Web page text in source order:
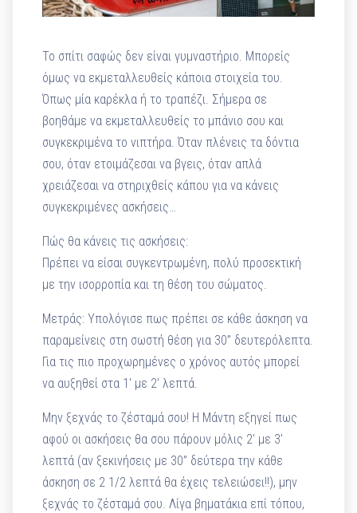
Το σπίτι σαφώς δεν είναι γυμναστήριο. Μπορείς
όμως να εκμεταλλευθείς κάποια στοιχεία του.
Όπως μία καρέκλα ή το τραπέζι. Σήμερα σε
βοηθάμε να εκμεταλλευθείς το μπάνιο σου και
συγκεκριμένα το νιπτήρα. Όταν πλένεις τα δόντια
σου, όταν ετοιμάζεσαι να βγεις, όταν απλά
χρειάζεσαι να στηριχθείς κάπου για να κάνεις
συγκεκριμένες ασκήσεις…
Πώς θα κάνεις τις ασκήσεις:
Πρέπει να είσαι συγκεντρωμένη, πολύ προσεκτική
με την ισορροπία και τη θέση του σώματος.
Μετράς: Υπολόγισε πως πρέπει σε κάθε άσκηση να
παραμείνεις στη σωστή θέση για 30” δευτερόλεπτα.
Για τις πιο προχωρημένες ο χρόνος αυτός μπορεί
να αυξηθεί στα 1′ με 2′ λεπτά.
Μην ξεχνάς το ζέσταμά σου! Η Μάντη εξηγεί πως
αφού οι ασκήσεις θα σου πάρουν μόλις 2′ με 3′
λεπτά (αν ξεκινήσεις με 30” δεύτερα την κάθε
άσκηση σε 2 1/2 λεπτά θα έχεις τελειώσει!!), μην
ξεχνάς το ζέσταμά σου. Λίγα βηματάκια επί τόπου,